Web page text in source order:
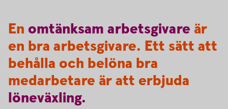
En omtänksam arbetsgivare är
en bra arbetsgivare. Ett sätt att
behålla och belöna bra
medarbetare är att erbjuda
löneväxling.